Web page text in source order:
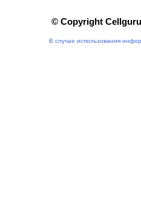
© Copyright
В случае использования